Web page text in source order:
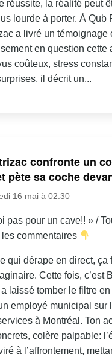
réussite, la réalité peut
lourde à porter. À Qub
a livré un témoignage
en question cette
coûteux, stress
il décrit un...
confronte un
pète sa coche
16 mai à 02:30
pas pour un cave!! » /
commentaires
qui dérape en direct, ça
Cette fois, c’est
laissé tomber le filtre en
employé municipal sur
à Montréal. Ton
colère palpable:
à l’affrontement,